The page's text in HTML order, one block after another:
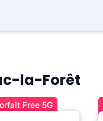
la-Forêt
Free 5G